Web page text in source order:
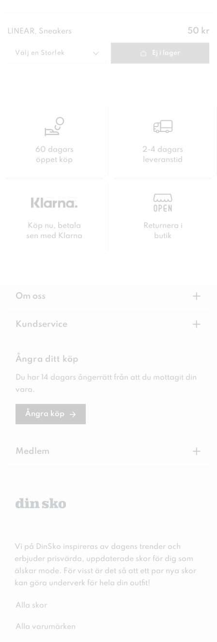
LINEAR, Sneakers Pris:
50 kr
Välj en Storlek Ej i lager
60 dagars
öppet köp
2-4 dagars
leveranstid
Köp nu, betala
sen med Klarna
Returnera i
butik
Om oss +
Kundservice +
Ångra ditt köp
Du har 14 dagars ångerrätt från att du mottagit din
vara.
Ångra köp
Medlem +
Vi på DinSko inspireras av dagens trender och
erbjuder prisvärda, uppdaterade skor för dig som
älskar mode. För visst är det så att ett par nya skor
kan göra underverk för hela din outfit!
Alla skor
Alla varumärken